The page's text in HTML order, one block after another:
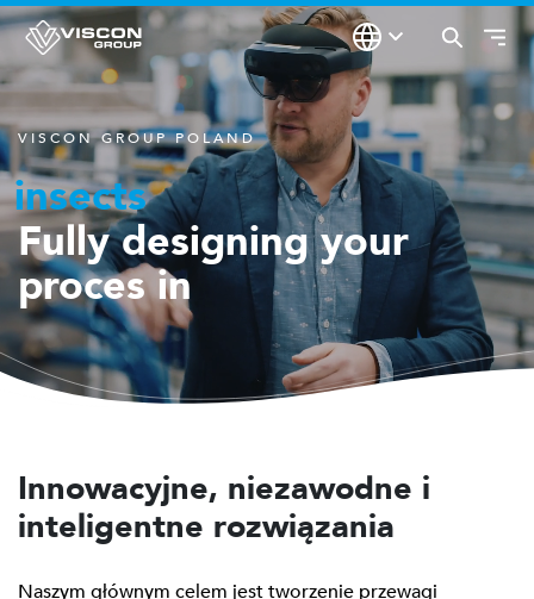
VISCON GROUP POLAND
flowers & plants
fruit & vegetables
poultry
food
warehousing
fulfillment
medicinal crops
insects
Fully designing your
proces in
Innowacyjne, niezawodne i
inteligentne rozwiązania
Naszym głównym celem jest tworzenie przewagi